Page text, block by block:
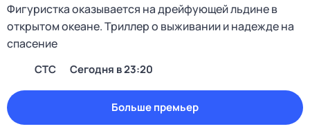
Фигуристка оказывается на дрейфующей льдине в
открытом океане. Триллер о выживании и надежде на
спасение
СТС Сегодня в 23:20
Больше премьер